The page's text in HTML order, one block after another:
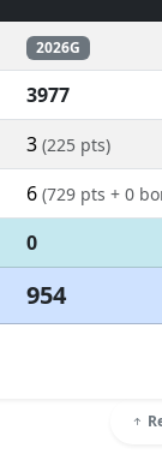
2026G
3977
3 (225 pts)
6 (729 pts + 0
0
954